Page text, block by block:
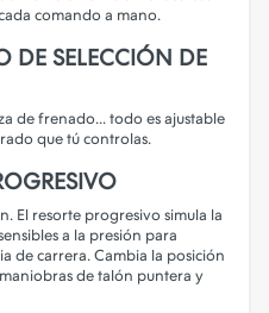
comando a mano.
DE SELECCIÓN DE
de frenado... todo es ajustable
que tú controlas.
El resorte progresivo simula la
a la presión para
de carrera. Cambia la posición
de talón puntera y